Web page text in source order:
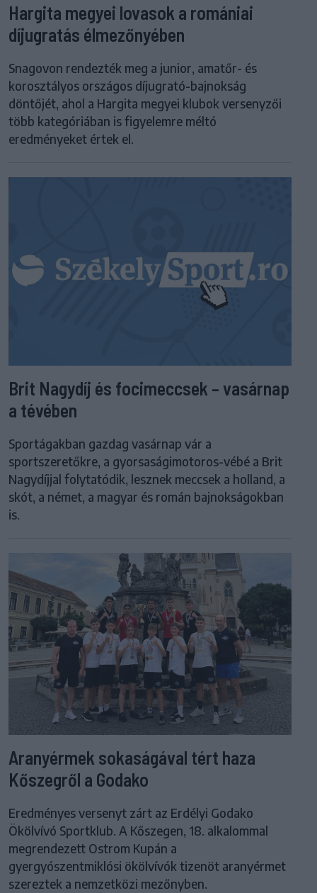
Hargita megyei lovasok a romániai
díjugratás élmezőnyében
Snagovon rendezték meg a junior, amatőr- és
korosztályos országos díjugrató-bajnokság
döntőjét, ahol a Hargita megyei klubok versenyzői
több kategóriában is figyelemre méltó
eredményeket értek el.
Brit Nagydíj és focimeccsek – vasárnap
a tévében
Sportágakban gazdag vasárnap vár a
sportszeretőkre, a gyorsaságimotoros-vébé a Brit
Nagydíjjal folytatódik, lesznek meccsek a holland, a
skót, a német, a magyar és román bajnokságokban
is.
Aranyérmek sokaságával tért haza
Kőszegről a Godako
Eredményes versenyt zárt az Erdélyi Godako
Ökölvívó Sportklub. A Kőszegen, 18. alkalommal
megrendezett Ostrom Kupán a
gyergyószentmiklósi ökölvívók tizenöt aranyérmet
szereztek a nemzetközi mezőnyben.